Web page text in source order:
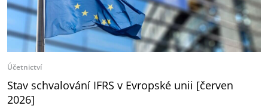
Účetnictví
Stav schvalování IFRS v Evropské unii [červen
2026]